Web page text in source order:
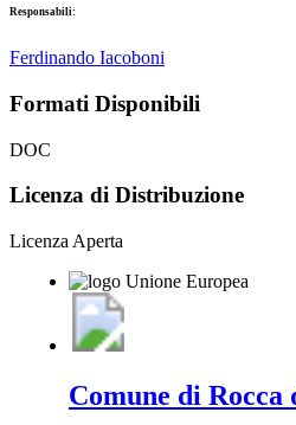
Responsabili:
Ferdinando Iacoboni
Formati Disponibili
DOC
Licenza di Distribuzione
Licenza Aperta
Comune di Rocca